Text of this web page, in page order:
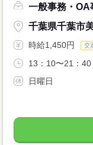
一般事務・OA
千葉県千葉市
時給1,450円 交
13：10〜21：40
日曜日